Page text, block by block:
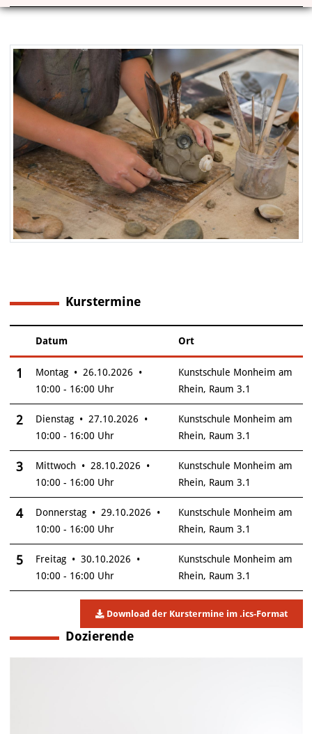
Kurstermine
Insgesamt gibt es 5 Termine zum diesen Kurs
–
Datum Ort
1
Montag • 26.10.2026 •
10:00 - 16:00 Uhr
Kunstschule Monheim am
Rhein, Raum 3.1
2
Dienstag • 27.10.2026 •
10:00 - 16:00 Uhr
Kunstschule Monheim am
Rhein, Raum 3.1
3
Mittwoch • 28.10.2026 •
10:00 - 16:00 Uhr
Kunstschule Monheim am
Rhein, Raum 3.1
4
Donnerstag • 29.10.2026 •
10:00 - 16:00 Uhr
Kunstschule Monheim am
Rhein, Raum 3.1
5
Freitag • 30.10.2026 •
10:00 - 16:00 Uhr
Kunstschule Monheim am
Rhein, Raum 3.1
Download der Kurstermine im .ics-Format
Dozierende